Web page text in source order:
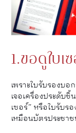
1.ขอดูใบ
เพราะใบรับรองบ
เจอเครื่องประดับชิ้
เซอร์” หรือใบรับ
เหมือนบัตรประช